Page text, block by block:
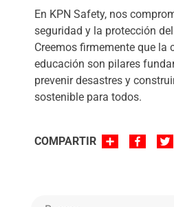
En KPN Safety, nos
seguridad y la protección
Creemos firmemente que la
educación son pilares
prevenir desastres y
sostenible para todos.
COMPARTIR SHARE